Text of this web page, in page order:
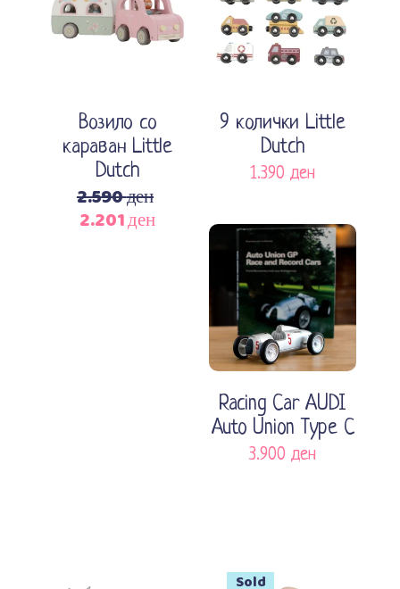
Прочитај повеќе
Возило со
караван Little
Dutch
2.590ден
Original
2.201денCurrent
2.201 ден.
Прочитај повеќе
9 колички Little
Dutch
1.390 ден
Додади во кошничка
Racing Car AUDI
Auto Union Type C
3.900 ден
Sold